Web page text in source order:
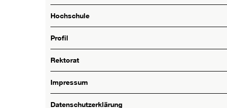
Hochschule
Profil
Rektorat
Impressum
Datenschutzerklärung